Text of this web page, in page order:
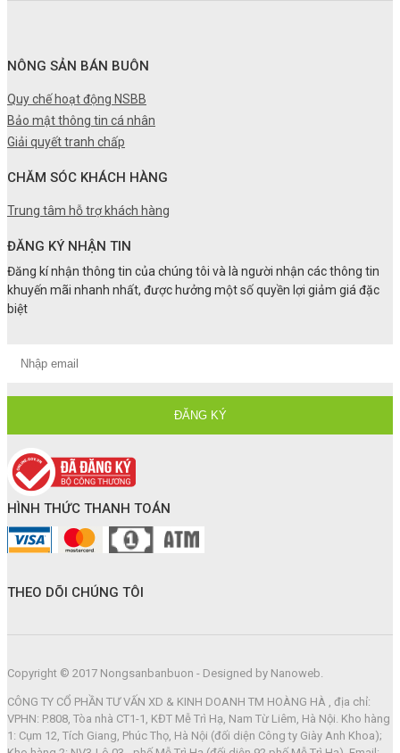
NÔNG SẢN BÁN BUÔN
Quy chế hoạt động NSBB
Bảo mật thông tin cá nhân
Giải quyết tranh chấp
CHĂM SÓC KHÁCH HÀNG
Trung tâm hỗ trợ khách hàng
ĐĂNG KÝ NHẬN TIN
Đăng kí nhận thông tin của chúng tôi và là người nhận các thông tin
khuyến mãi nhanh nhất, được hưởng một số quyền lợi giảm giá đặc
biệt
HÌNH THỨC THANH TOÁN
THEO DÕI CHÚNG TÔI
Copyright © 2017 Nongsanbanbuon - Designed by Nanoweb.
CÔNG TY CỔ PHẦN TƯ VẤN XD & KINH DOANH TM HOÀNG HÀ , địa chỉ:
VPHN: P.808, Tòa nhà CT1-1, KĐT Mễ Trì Hạ, Nam Từ Liêm, Hà Nội. Kho hàng
1: Cụm 12, Tích Giang, Phúc Thọ, Hà Nội (đối diện Công ty Giày Anh Khoa);